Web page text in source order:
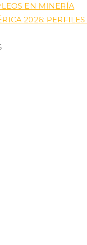
EN MINERÍA
2026: PERFILES